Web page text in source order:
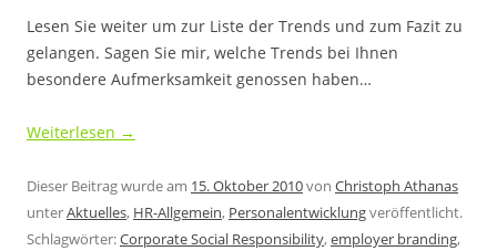
Lesen Sie weiter um zur Liste der Trends und zum Fazit zu
gelangen. Sagen Sie mir, welche Trends bei Ihnen
besondere Aufmerksamkeit genossen haben…
Weiterlesen →
Dieser Beitrag wurde am 15. Oktober 2010von Christoph Athanas
unterAktuelles, HR-Allgemein, Personalentwicklungveröffentlicht.
Schlagwörter:Corporate Social Responsibility,employer branding,